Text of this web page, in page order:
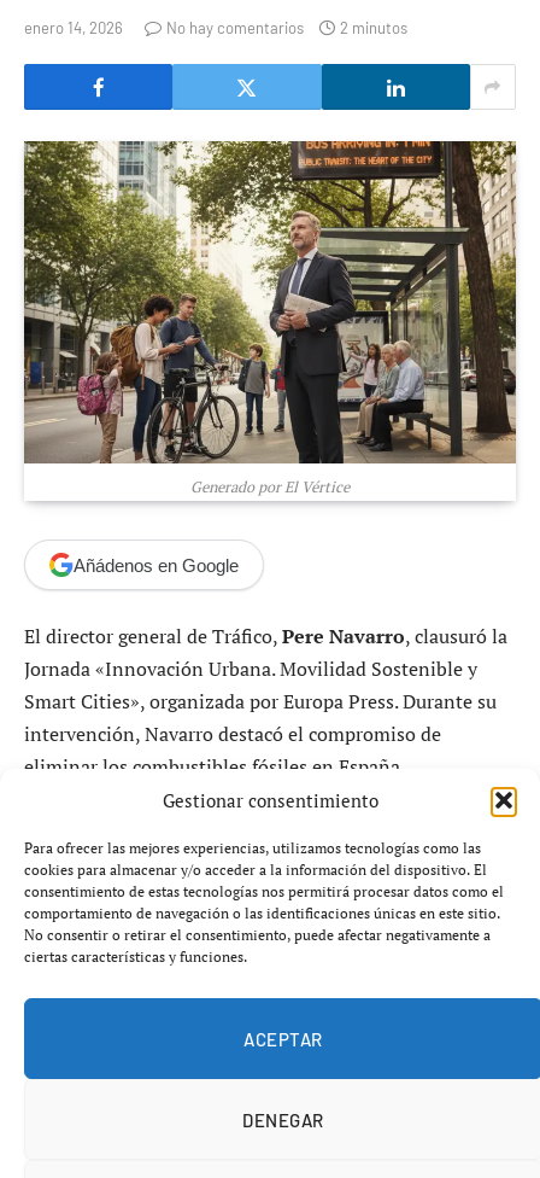
Gestionar consentimiento
Para ofrecer las mejores experiencias, utilizamos tecnologías como las
cookies para almacenar y/o acceder a la información del dispositivo. El
consentimiento de estas tecnologías nos permitirá procesar datos como el
comportamiento de navegación o las identificaciones únicas en este sitio.
No consentir o retirar el consentimiento, puede afectar negativamente a
ciertas características y funciones.
ACEPTAR
DENEGAR
enero 14, 2026 No hay comentarios 2 minutos
Generado por El Vértice
Añádenos en Google
El director general de Tráfico,Pere Navarro, clausuró la
Jornada «Innovación Urbana. Movilidad Sostenible y
Smart Cities», organizada por Europa Press. Durante su
intervención, Navarro destacó el compromiso de
eliminar los combustibles fósiles en España,
estableciendo como meta el año2035para prohibir la
Navarro hizo hincapié en que España, a pesar de no
contar con petróleo, tiene un gran potencial en energías
alternativas como el solar, eólico e hidráulico. Según sus
declaraciones, más del50%de la energía consumida en